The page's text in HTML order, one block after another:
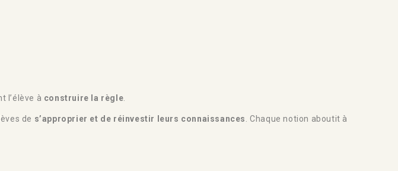
l’élève à construire la règle
de s’approprier et de réinvestir leurs connaissances . Chaque notion aboutit à